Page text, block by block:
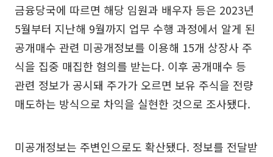
금융당국에 따르면 해당 임원과 배우자 등은 2023년
5월부터 지난해 9월까지 업무 수행 과정에서 알게 된
공개매수 관련 미공개정보를 이용해 15개 상장사 주
식을 집중 매집한 혐의를 받는다. 이후 공개매수 등
관련 정보가 공시돼 주가가 오르면 보유 주식을 전량
매도하는 방식으로 차익을 실현한 것으로 조사됐다.
미공개정보는 주변인으로도 확산됐다. 정보를 전달받